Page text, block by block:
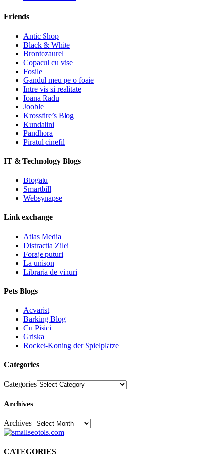
Friends
Antic Shop
Black & White
Brontozaurel
Copacul cu vise
Fosile
Gandul meu pe o foaie
Intre vis si realitate
Ioana Radu
Jooble
Krossfire’s Blog
Kundalini
Pandhora
Piratul cinefil
IT & Technology Blogs
Blogatu
Smartbill
Websynapse
Link exchange
Atlas Media
Distractia Zilei
Foraje puturi
La unison
Libraria de vinuri
Pets Blogs
Acvarist
Barking Blog
Cu Pisici
Griska
Rocket-Koning der Spielplatze
Categories
Categories
Archives
Archives30
CATEGORIES